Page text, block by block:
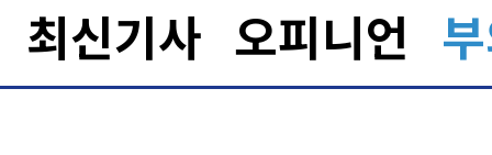
최신기사 오피니언